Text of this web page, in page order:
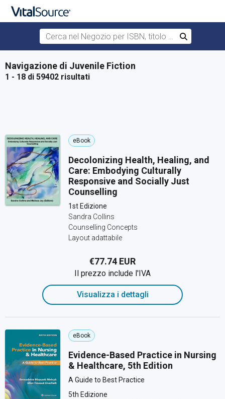
Passa al contenuto principale
Cerca nel Negozio per ISBN, titolo o autore
Cerca
Navigazione di Juvenile Fiction
1 - 18 di 59402 risultati
eBook
Decolonizing Health, Healing, and
Care: Embodying Culturally
Responsive and Socially Just
Counselling
1st Edizione
Sandra Collins
Counselling Concepts
Layout adattabile
€77.74 EUR
Il prezzo include l'IVA
Visualizza i dettagli
eBook
Evidence-Based Practice in Nursing
& Healthcare, 5th Edition
A Guide to Best Practice
5th Edizione